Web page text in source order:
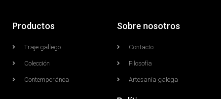
Productos
Traje gallego
Colección
Contemporánea
Sobre nosotros
Contacto
Filosofía
Artesanía galega